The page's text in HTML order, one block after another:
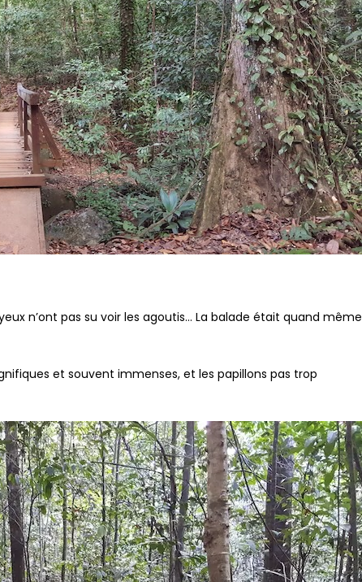
n’ont pas su voir les agoutis… La balade était quand même
et souvent immenses, et les papillons pas trop